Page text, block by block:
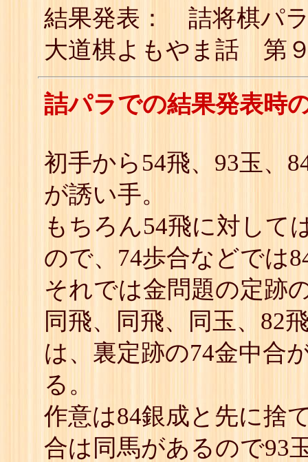
結果発表： 詰将棋パ
大道棋よもやま話 第
詰パラでの結果発表時
初手から54飛、93玉、
が誘い手。
もちろん54飛に対して
ので、74歩合などでは
それでは金問題の定跡
同飛、同飛、同玉、82
は、裏定跡の74金中合
る。
作意は84銀成と先に捨
合は同馬があるので93